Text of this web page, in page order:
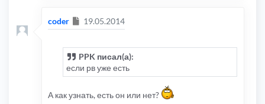
coder Сообщение
19.05.2014
PPK писал(а):
если рв уже есть
А как узнать, есть он или нет?